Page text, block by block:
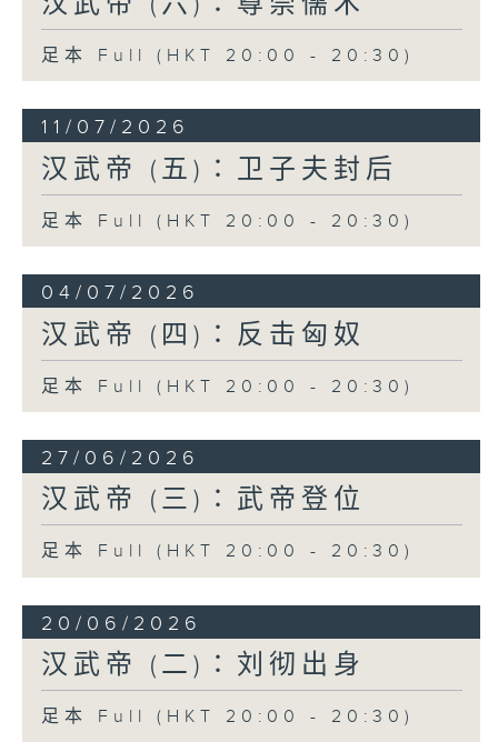
击朝鲜。其秋，遣楼船将军杨仆从齐（今山
彘出辽东，讨右渠（国王名）」，经过连番
杀国王右渠降汉，汉朝在朝鲜故土设置乐
浪、临屯、玄菟、真番四郡。
南方的南越国，起源于秦始皇灭六国之后，
继续派军南下，试图收复岭南的越人部落。
经过数年苦战，秦军屡败，其后史禄（史是
官职，禄是人名）开通连接湘、漓二水的灵
渠运河，贯通交通线，秦军攻下番禺（今广
州市老城），设置南海、桂林、象三郡，得
以管辖岭南。数年后，始皇死，中原大乱，
南海郡尉（军政长官）任嚣病重，临死把权
力托附给龙川县令赵佗。赵佗自恃地方偏
远，有山河阻隔，于是闭关自守，以「蛮夷
大长老」自居，割据称王，向外扩张至交趾
（今越南北部），并且曾经称帝，对汉朝叛
王」，在国内自称「南越文帝」。汉武帝初
登位，闽越国（在今福建）正举兵侵犯南越
国，南越难以抵挡，赵眛请求汉武帝处理此
事，武帝派王恢、韩安国等领兵讨伐闽越，
足本 Full (HKT 20:00 - 20:30)
11/07/2026
汉武帝 (五)∶卫子夫封后
足本 Full (HKT 20:00 - 20:30)
04/07/2026
汉武帝 (四)∶反击匈奴
足本 Full (HKT 20:00 - 20:30)
27/06/2026
汉武帝 (三)∶武帝登位
足本 Full (HKT 20:00 - 20:30)
20/06/2026
汉武帝 (二)∶刘彻出身
足本 Full (HKT 20:00 - 20:30)